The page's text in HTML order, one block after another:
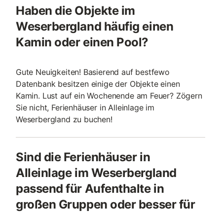
Haben die Objekte im
Weserbergland häufig einen
Kamin oder einen Pool?
Gute Neuigkeiten! Basierend auf bestfewo
Datenbank besitzen einige der Objekte einen
Kamin. Lust auf ein Wochenende am Feuer? Zögern
Sie nicht, Ferienhäuser in Alleinlage im
Weserbergland zu buchen!
Sind die Ferienhäuser in
Alleinlage im Weserbergland
passend für Aufenthalte in
großen Gruppen oder besser für